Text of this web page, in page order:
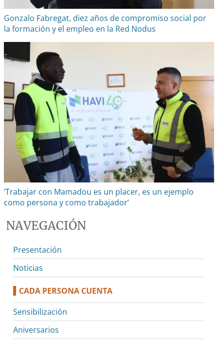
Gonzalo Fabregat, diez años de compromiso social por
la formación y el empleo en la Red Nodus
‘Trabajar con Mamadou es un placer, es un ejemplo
como persona y como trabajador’
NAVEGACIÓN
Presentación
Noticias
CADA PERSONA CUENTA
Sensibilización
Aniversarios